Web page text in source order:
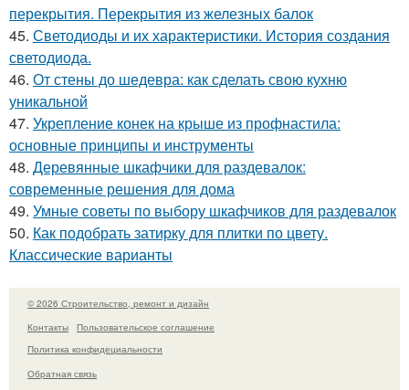
перекрытия. Перекрытия из железных балок
45. Светодиоды и их характеристики. История создания
светодиода.
46. От стены до шедевра: как сделать свою кухню
уникальной
47. Укрепление конек на крыше из профнастила:
основные принципы и инструменты
48. Деревянные шкафчики для раздевалок:
современные решения для дома
49. Умные советы по выбору шкафчиков для раздевалок
50. Как подобрать затирку для плитки по цвету.
Классические варианты
© 2026 Строительство, ремонт и дизайн
Контакты
Пользовательское соглашение
Политика конфидециальности
Обратная связь